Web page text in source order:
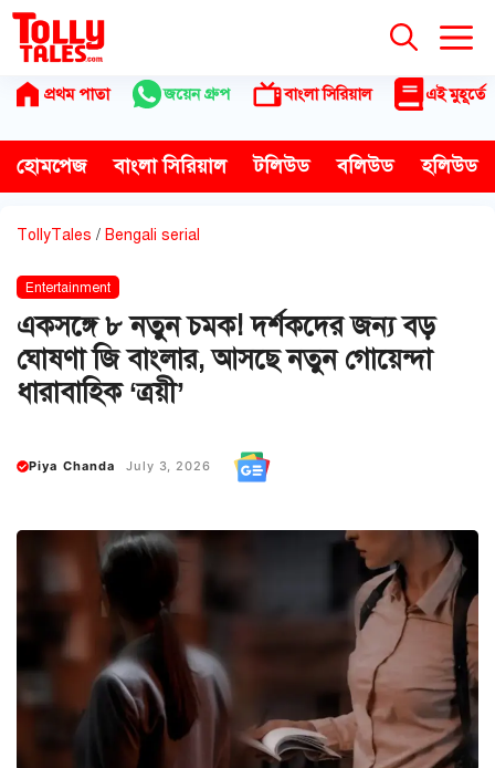
Skip
content
প্রথম পাতা জয়েন গ্রুপ বাংলা সিরিয়াল এই মুহূর্তে
হোমপেজ বাংলা সিরিয়াল টলিউড বলিউড হলিউড
TollyTales / Bengali serial
Entertainment
একসঙ্গে ৮ নতুন চমক! দর্শকদের জন্য বড়
ঘোষণা জি বাংলার, আসছে নতুন গোয়েন্দা
ধারাবাহিক ‘ত্রয়ী’
Piya Chanda July 3, 2026